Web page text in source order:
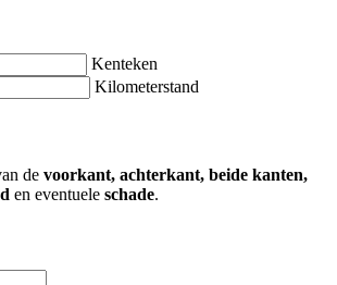
Kenteken
Kilometerstand
de voorkant, achterkant, beide kanten,
en eventuele schade.